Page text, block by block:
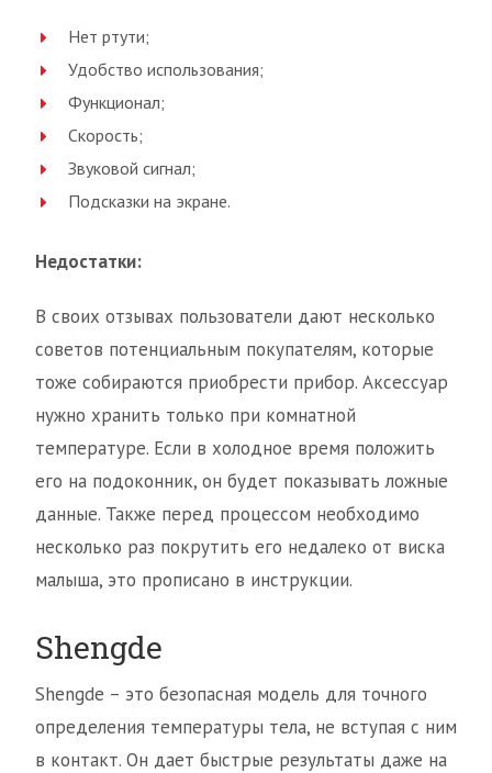
Нет ртути;
Удобство использования;
Функционал;
Скорость;
Звуковой сигнал;
Подсказки на экране.
Недостатки:
В своих отзывах пользователи дают несколько
советов потенциальным покупателям, которые
тоже собираются приобрести прибор. Аксессуар
нужно хранить только при комнатной
температуре. Если в холодное время положить
его на подоконник, он будет показывать ложные
данные. Также перед процессом необходимо
несколько раз покрутить его недалеко от виска
малыша, это прописано в инструкции.
Shengde
Shengde – это безопасная модель для точного
определения температуры тела, не вступая с ним
в контакт. Он дает быстрые результаты даже на